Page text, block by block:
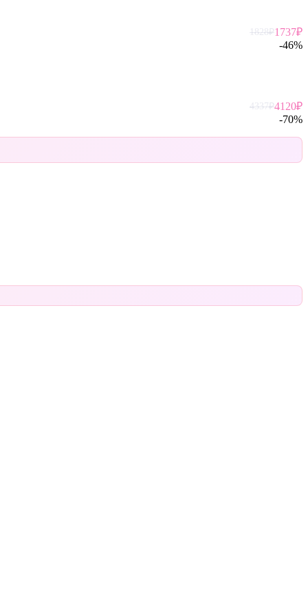
1828₽1737₽
-46%
4337₽4120₽
-70%